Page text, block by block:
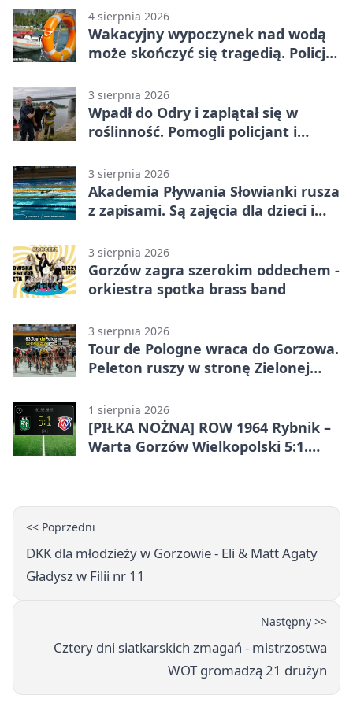
4 sierpnia 2026
Wakacyjny wypoczynek nad wodą
może skończyć się tragedią. Policja
3 sierpnia 2026
Wpadł do Odry i zaplątał się w
roślinność. Pomogli policjant i
3 sierpnia 2026
Akademia Pływania Słowianki rusza
z zapisami. Są zajęcia dla dzieci i
3 sierpnia 2026
Gorzów zagra szerokim oddechem -
orkiestra spotka brass band
3 sierpnia 2026
Tour de Pologne wraca do Gorzowa.
Peleton ruszy w stronę Zielonej
1 sierpnia 2026
[PIŁKA NOŻNA] ROW 1964 Rybnik –
Warta Gorzów Wielkopolski 5:1.
<< Poprzedni
DKK dla młodzieży w Gorzowie - Eli & Matt Agaty
Gładysz w Filii nr 11
Następny >>
Cztery dni siatkarskich zmagań - mistrzostwa
WOT gromadzą 21 drużyn